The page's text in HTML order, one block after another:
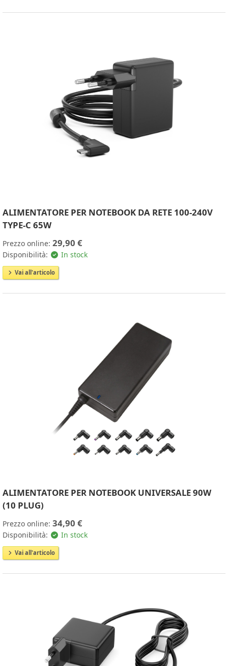
ALIMENTATORE PER NOTEBOOK DA RETE 100-240V
TYPE-C 65W
Prezzo online: 29,90 €
Disponibilità: In stock
Vai all'articolo
ALIMENTATORE PER NOTEBOOK UNIVERSALE 90W
(10 PLUG)
Prezzo online: 34,90 €
Disponibilità: In stock
Vai all'articolo